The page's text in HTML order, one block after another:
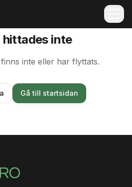
hittades inte
inte eller har flyttats.
Gå till startsidan